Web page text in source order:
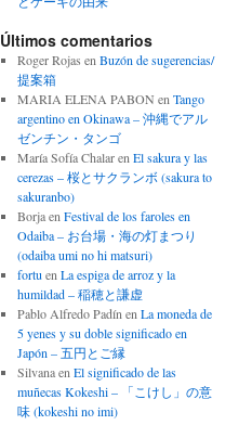
Últimos comentarios
Roger Rojas en Buzón de sugerencias/
提案箱
MARIA ELENA PABON en Tango
argentino en Okinawa – 沖縄でアル
ゼンチン・タンゴ
María Sofía Chalaren El sakura y las
cerezas – 桜とサクランボ (sakura to
sakuranbo)
Borjaen Festival de los faroles en
Odaiba – お台場・海の灯まつり
(odaiba umi no hi matsuri)
fortu en La espiga de arroz y la
humildad – 稲穂と謙虚
Pablo Alfredo Padín en La moneda de
5 yenes y su doble significado en
Japón – 五円とご縁
Silvanaen El significado de las
muñecas Kokeshi – 「こけし」の意
味 (kokeshi no imi)